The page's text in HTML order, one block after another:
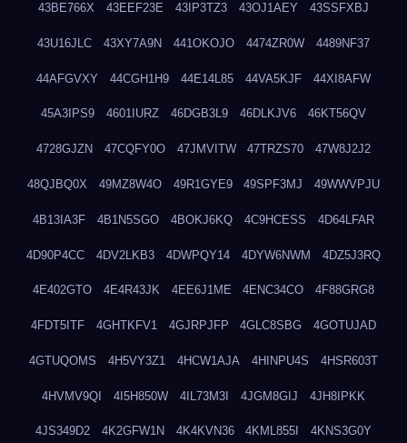
43BE766X 43EEF23E 43IP3TZ3 43OJ1AEY 43SSFXBJ
43U16JLC 43XY7A9N 441OKOJO 4474ZR0W 4489NF37
44AFGVXY 44CGH1H9 44E14L85 44VA5KJF 44XI8AFW
45A3IPS9 4601IURZ 46DGB3L9 46DLKJV6 46KT56QV
4728GJZN 47CQFY0O 47JMVITW 47TRZS70 47W8J2J2
48QJBQ0X 49MZ8W4O 49R1GYE9 49SPF3MJ 49WWVPJU
4B13IA3F 4B1N5SGO 4BOKJ6KQ 4C9HCESS 4D64LFAR
4D90P4CC 4DV2LKB3 4DWPQY14 4DYW6NWM 4DZ5J3RQ
4E402GTO 4E4R43JK 4EE6J1ME 4ENC34CO 4F88GRG8
4FDT5ITF 4GHTKFV1 4GJRPJFP 4GLC8SBG 4GOTUJAD
4GTUQOMS 4H5VY3Z1 4HCW1AJA 4HINPU4S 4HSR603T
4HVMV9QI 4I5H850W 4IL73M3I 4JGM8GIJ 4JH8IPKK
4JS349D2 4K2GFW1N 4K4KVN36 4KML855I 4KNS3G0Y